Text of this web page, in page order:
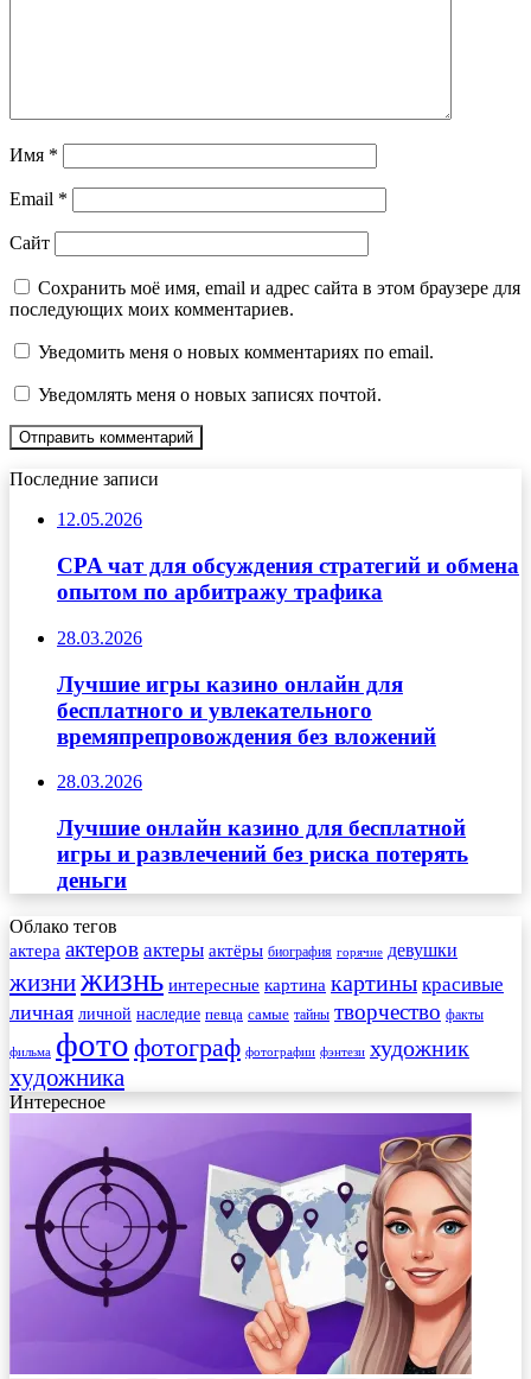
Имя *
Email *
Сайт
Сохранить моё имя, email и адрес сайта в этом браузере для
последующих моих комментариев.
Уведомить меня о новых комментариях по email.
Уведомлять меня о новых записях почтой.
Последние записи
12.05.2026
CPA чат для обсуждения стратегий и обмена
опытом по арбитражу трафика
28.03.2026
Лучшие игры казино онлайн для
бесплатного и увлекательного
времяпрепровождения без вложений
28.03.2026
Лучшие онлайн казино для бесплатной
игры и развлечений без риска потерять
деньги
Облако тегов
актера актеров актеры актёры биография горячие девушки
жизнижизнь интересные картина картины красивые
личная личной наследие певца самые тайны творчество факты
фильма фото фотограф фотографии фэнтези художник
художника
Интересное